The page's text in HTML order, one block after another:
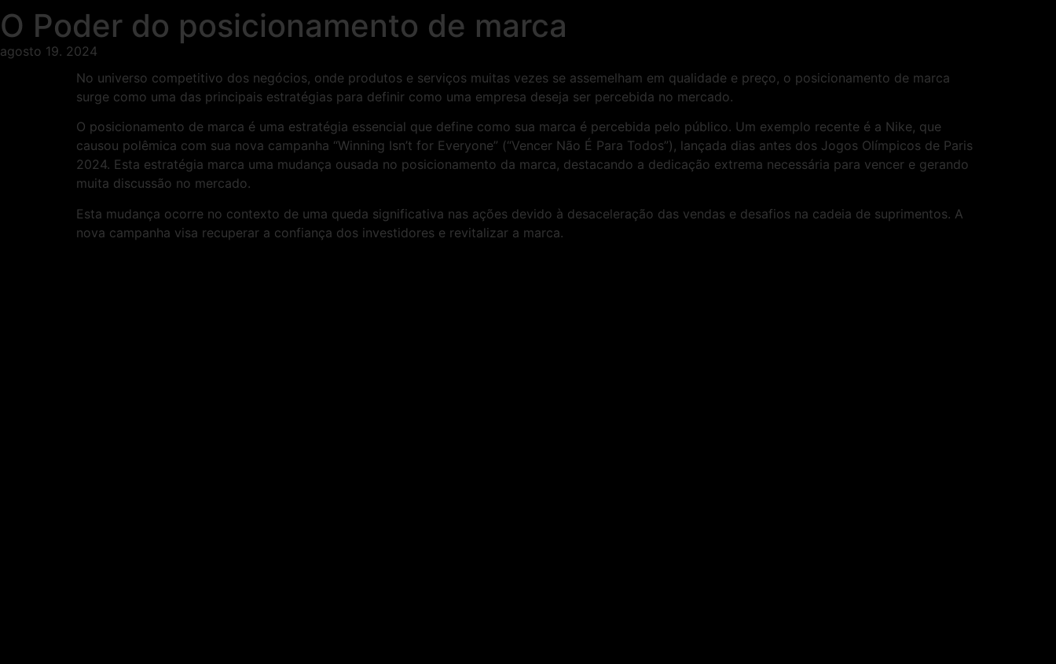
O Poder do posicionamento de marca
agosto 19. 2024
No universo competitivo dos negócios, onde produtos e serviços muitas vezes se assemelham em qualidade e preço, o posicionamento de marca
surge como uma das principais estratégias para definir como uma empresa deseja ser percebida no mercado.
O posicionamento de marca é uma estratégia essencial que define como sua marca é percebida pelo público. Um exemplo recente é a Nike, que
causou polêmica com sua nova campanha “Winning Isn’t for Everyone” (“Vencer Não É Para Todos”), lançada dias antes dos Jogos Olímpicos de Paris
2024. Esta estratégia marca uma mudança ousada no posicionamento da marca, destacando a dedicação extrema necessária para vencer e gerando
muita discussão no mercado.
Esta mudança ocorre no contexto de uma queda significativa nas ações devido à desaceleração das vendas e desafios na cadeia de suprimentos. A
nova campanha visa recuperar a confiança dos investidores e revitalizar a marca.